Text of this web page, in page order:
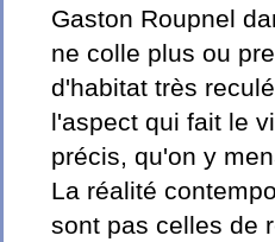
Gaston Roupnel
ne colle plus ou
d'habitat très
l'aspect qui fait le
précis, qu'on y
La réalité
sont pas celles de